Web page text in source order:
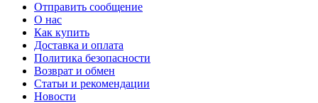
Отправить сообщение
О нас
Как купить
Доставка и оплата
Политика безопасности
Возврат и обмен
Статьи и рекомендации
Новости